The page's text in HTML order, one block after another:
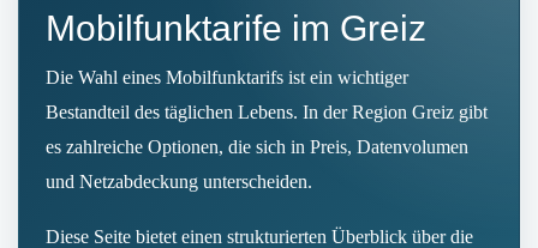
Mobilfunktarife im Greiz
Die Wahl eines Mobilfunktarifs ist ein wichtiger
Bestandteil des täglichen Lebens. In der Region Greiz gibt
es zahlreiche Optionen, die sich in Preis, Datenvolumen
und Netzabdeckung unterscheiden.
Diese Seite bietet einen strukturierten Überblick über die